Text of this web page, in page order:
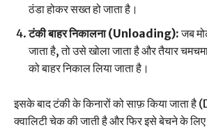
ठंडा होकर सख्त हो जाता है।
टंकी बाहर निकालना (Unloading):जब
जाता है, तो उसे खोला जाता है और तैयार
को बाहर निकाल लिया जाता है।
इसके बाद टंकी के किनारों को साफ़ किया जाता
क्वालिटी चेक की जाती है और फिर इसे बेचने के लिए